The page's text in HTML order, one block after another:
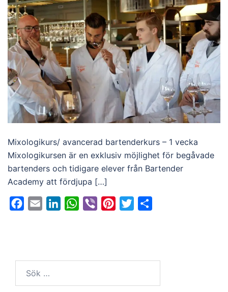
Mixologikurs/ avancerad bartenderkurs – 1 vecka
Mixologikursen är en exklusiv möjlighet för begåvade
bartenders och tidigare elever från Bartender
Academy att fördjupa […]
Facebook
Email LinkedInWhatsApp
Viber Pinterest
Twitter